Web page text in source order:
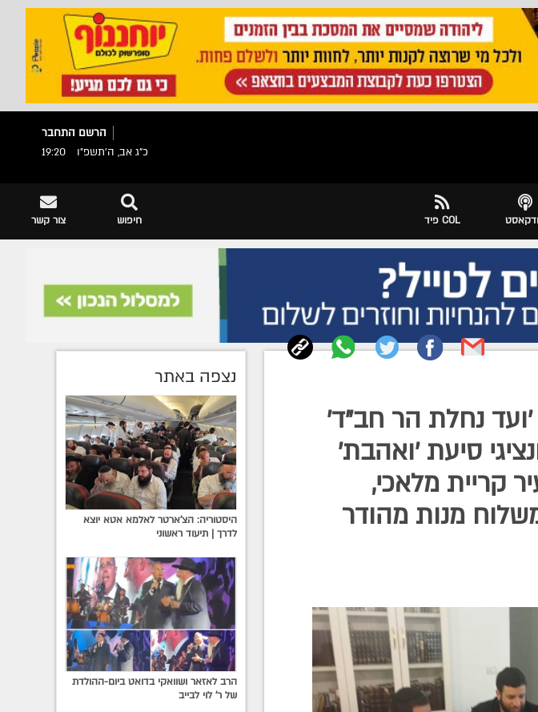
הרשם התחבר
כ"ג אב, ה׳תשפ״ו
19:20
COL פיד צור קשר חיפוש
'ועד נחלת הר חב"ד'
סיעת 'ואהבת'
קריית מלאכי,
מנות מהודר
נצפה באתר
היסטוריה: הצ'ארטר לאלמא אטא יוצא
לדרך | תיעוד ראשוני
הרב לאזאר ושוואקי בדואט ביום-ההולדת
של ר' לוי לבייב